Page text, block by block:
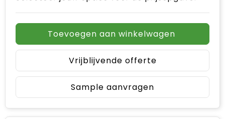
Toevoegen aan winkelwagen
Vrijblijvende offerte
Sample aanvragen